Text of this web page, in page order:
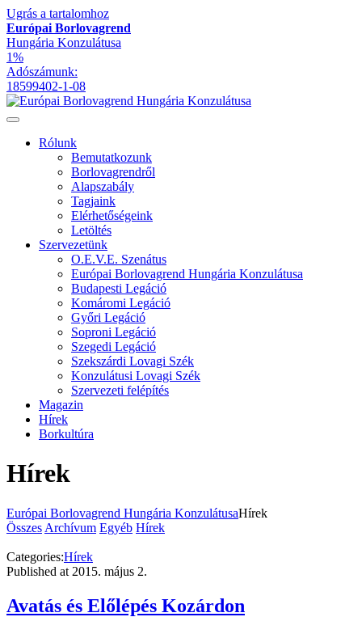
Ugrás a tartalomhoz
Európai Borlovagrend
Hungária Konzulátusa
1%
Adószámunk:
18599402-1-08
Rólunk
Bemutatkozunk
Borlovagrendről
Alapszabály
Tagjaink
Elérhetőségeink
Letöltés
Szervezetünk
O.E.V.E. Szenátus
Európai Borlovagrend Hungária Konzulátusa
Budapesti Legáció
Komáromi Legáció
Győri Legáció
Soproni Legáció
Szegedi Legáció
Szekszárdi Lovagi Szék
Konzulátusi Lovagi Szék
Szervezeti felépítés
Magazin
Hírek
Borkultúra
Hírek
Európai Borlovagrend Hungária KonzulátusaHírek
Összes Archívum Egyéb Hírek
Categories:Hírek
Published at 2015. május 2.
Avatás és Előlépés Kozárdon